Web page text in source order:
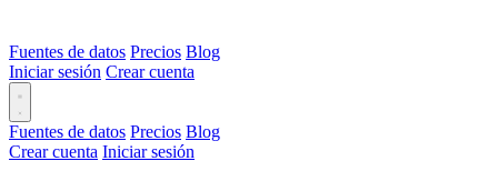
Fuentes de datos Precios Blog
Iniciar sesión Crear cuenta
Fuentes de datos Precios Blog
Crear cuenta Iniciar sesión